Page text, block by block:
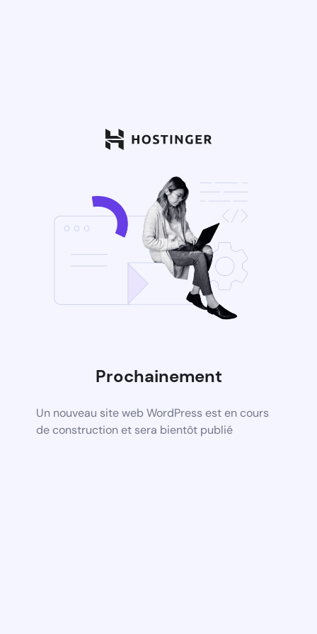
Prochainement
Un nouveau site web WordPress est en cours
de construction et sera bientôt publié